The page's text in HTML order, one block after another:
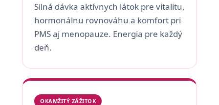
Silná dávka aktívnych látok pre vitalitu,
hormonálnu rovnováhu a komfort pri
PMS aj menopauze. Energia pre každý
deň.
OKAMŽITÝ ZÁŽITOK